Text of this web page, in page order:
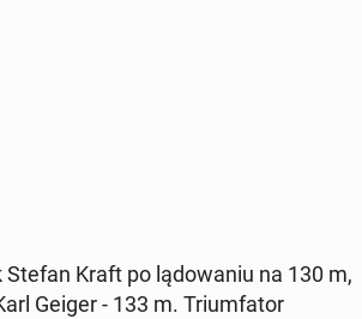
Stefan Kraft po lą­do­wa­niu na 130 m,
Geiger - 133 m. Trium­fa­tor